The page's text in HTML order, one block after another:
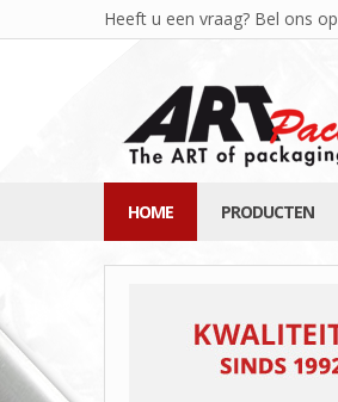
Heeft u een vraag? Bel ons op
HOME PRODUCTEN